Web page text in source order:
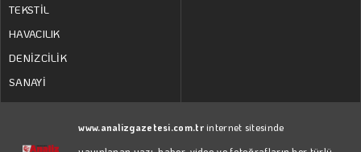
TEKSTİL
HAVACILIK
DENİZCİLİK
SANAYİ
www.analizgazetesi.com.trinternet sitesinde